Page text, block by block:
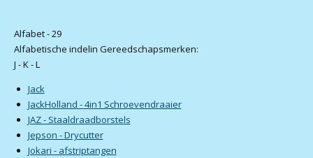
Alfabet - 29
Alfabetische indelin Gereedschapsmerken:
J - K - L
Jack
JackHolland - 4in1 Schroevendraaier
JAZ - Staaldraadborstels
Jepson - Drycutter
Jokari - afstriptangen